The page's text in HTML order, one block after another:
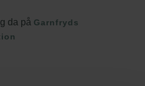
da på Garnfryds